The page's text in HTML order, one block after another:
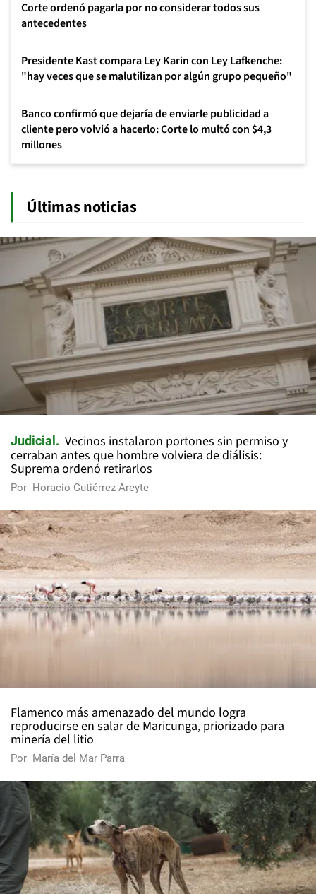
Corte ordenó pagarla por no considerar todos sus
antecedentes
Presidente Kast compara Ley Karin con Ley Lafkenche:
"hay veces que se malutilizan por algún grupo pequeño"
Banco confirmó que dejaría de enviarle publicidad a
cliente pero volvió a hacerlo: Corte lo multó con $4,3
millones
Últimas noticias
Judicial
Vecinos instalaron portones sin permiso y
cerraban antes que hombre volviera de diálisis:
Suprema ordenó retirarlos
Por Horacio Gutiérrez Areyte
Flamenco más amenazado del mundo logra
reproducirse en salar de Maricunga, priorizado para
minería del litio
Por María del Mar Parra